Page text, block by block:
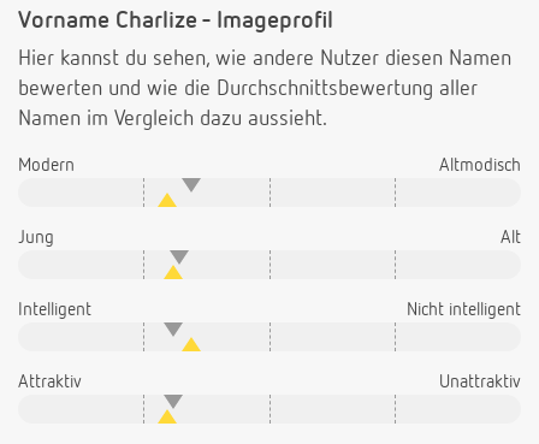
Vorname Charlize - Imageprofil
Hier kannst du sehen, wie andere Nutzer diesen Namen
bewerten und wie die Durchschnittsbewertung aller
Namen im Vergleich dazu aussieht.
Modern Altmodisch
Jung Alt
Intelligent Nicht intelligent
Attraktiv Unattraktiv